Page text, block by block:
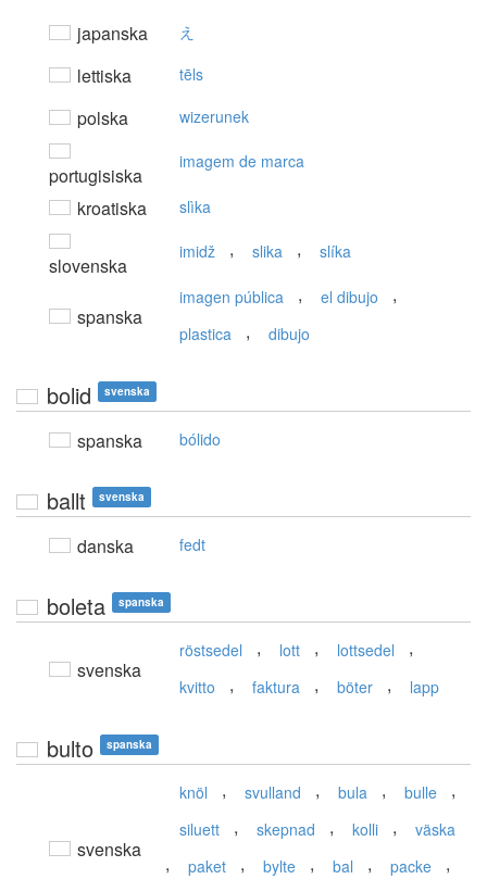
japanska え
lettiska tēls
polska wizerunek
portugisiska
imagem de marca
kroatiska slìka
slovenska
imidž , slika , slíka
spanska
imagen pública , el dibujo ,
plastica , dibujo
bolid svenska
spanska bólido
ballt svenska
danska fedt
boleta spanska
svenska
röstsedel , lott , lottsedel ,
kvitto , faktura , böter , lapp
bulto spanska
svenska
knöl , svulland , bula , bulle ,
siluett , skepnad , kolli , väska
, paket , bylte , bal , packe ,